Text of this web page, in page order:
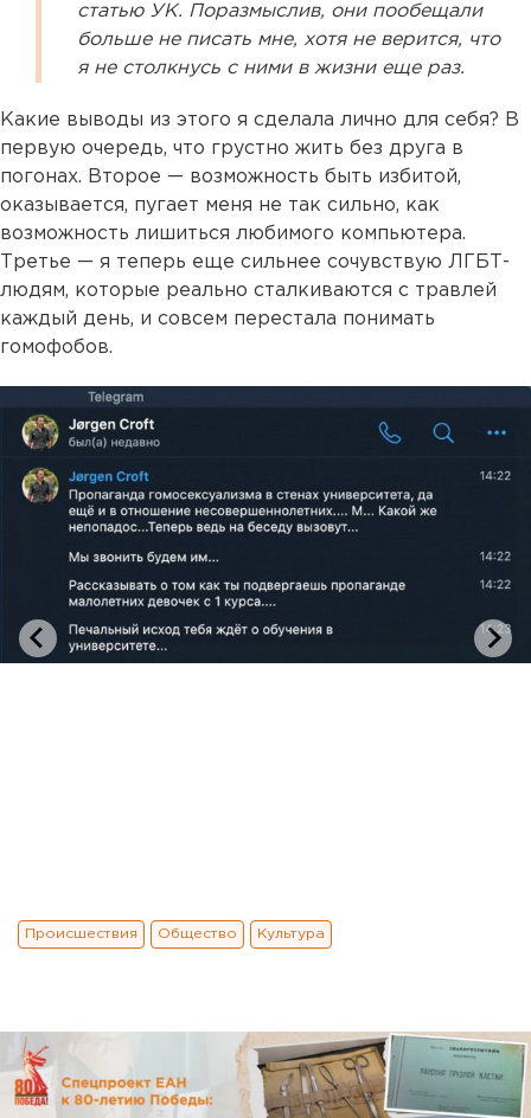
статью УК. Поразмыслив, они пообещали
больше не писать мне, хотя не верится, что
я не столкнусь с ними в жизни еще раз.
Какие выводы из этого я сделала лично для себя? В
первую очередь, что грустно жить без друга в
погонах. Второе — возможность быть избитой,
оказывается, пугает меня не так сильно, как
возможность лишиться любимого компьютера.
Третье — я теперь еще сильнее сочувствую ЛГБТ-
людям, которые реально сталкиваются с травлей
каждый день, и совсем перестала понимать
гомофобов.
Происшествия Общество Культура